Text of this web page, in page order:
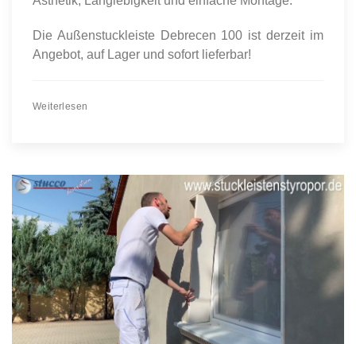
Die Außenstuckleiste Debrecen 100 ist derzeit im
Angebot, auf Lager und sofort lieferbar!
Weiterlesen